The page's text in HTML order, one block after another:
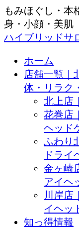
もみほぐし・本
身・小顔・美肌
ハイブリッドサ
ホーム
店舗一覧｜
体・リラク
北上店
花巻店
ヘッド
ふわり
ドライ
金ヶ崎
アイヘ
川岸店
イヘッ
知っ得情報